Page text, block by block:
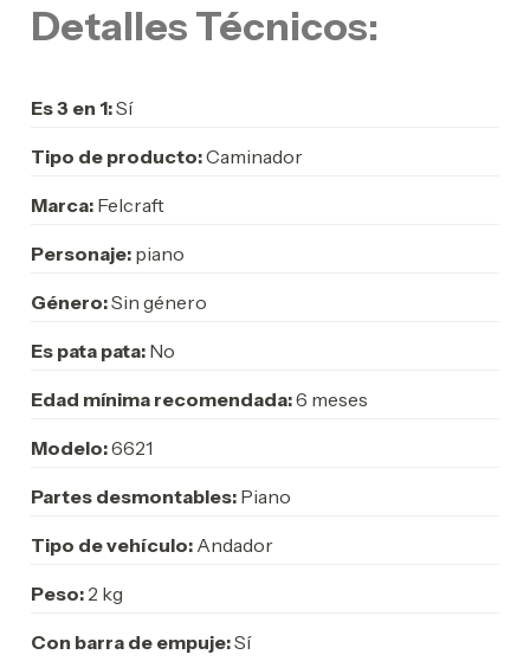
Detalles Técnicos:
Es 3 en 1:Sí
Tipo de producto:Caminador
Marca: Felcraft
Personaje: piano
Género:Sin género
Es pata pata: No
Edad mínima recomendada:6 meses
Modelo:6621
Partes desmontables: Piano
Tipo de vehículo: Andador
Peso: 2 kg
Con barra de empuje:Sí